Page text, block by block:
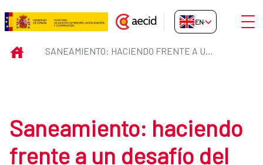
Skip to Main Content
Saneamiento: haciendo frente
EN-GB
INICIO SANEAMIENTO: HACIENDO FRENTE A UN DESAFÍO DEL QUE NADIE QUIERE HABLAR
Saneamiento: haciendo
frente a un desafío del